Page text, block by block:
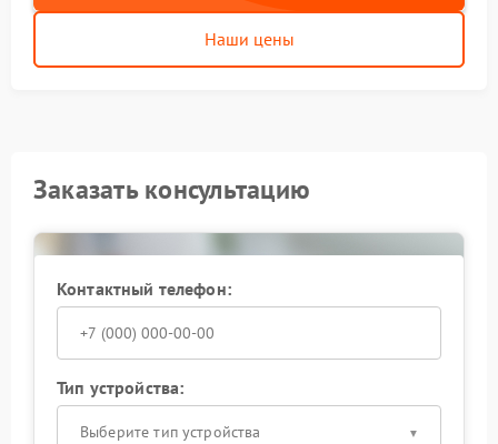
Наши цены
Заказать консультацию
Контактный телефон:
Тип устройства:
Выберите тип устройства